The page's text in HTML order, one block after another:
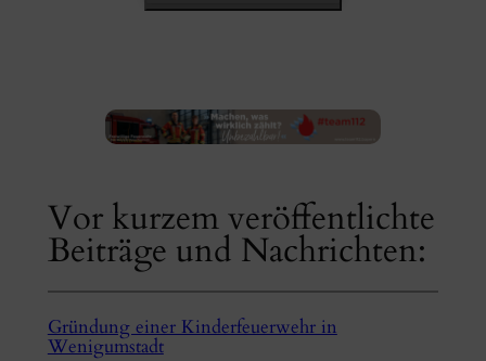
Vor kurzem veröffentlichte
Beiträge und Nachrichten:
Gründung einer Kinderfeuerwehr in
Wenigumstadt